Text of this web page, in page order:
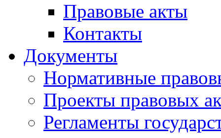
Правовые акты
Контакты
Документы
Нормативные
Проекты правовых
Регламенты